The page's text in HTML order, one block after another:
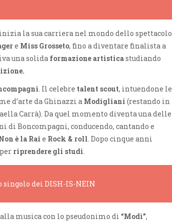
la sua carriera nel mondo dello spettacolo
e Miss Grosseto, fino a diventare finalista a
una solida formazione artisticastudiando
. Il celebre talent scout, intuendone le
d’arte da Ghinazzi a Modigliani (restando in
Carrà). Da quel momento diventa una delle
Boncompagni, conducendo, cantando e
è la Rai e Rock & roll . Dopo cinque anni
riprendere gli studi
singolo dei DISH-IS-NEIN
musica con lo pseudonimo di “Modì”,